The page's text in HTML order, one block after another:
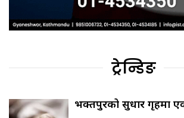
ट्रेन्डिङ
भक्तपुरको सुधार गृहमा